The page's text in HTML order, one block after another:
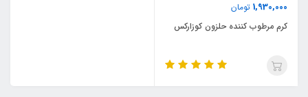
1,930,000 تومان
کرم مرطوب کننده حلزون کوزارکس